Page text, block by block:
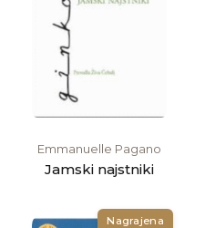
Emmanuelle Pagano
Jamski najstniki
Nagrajena